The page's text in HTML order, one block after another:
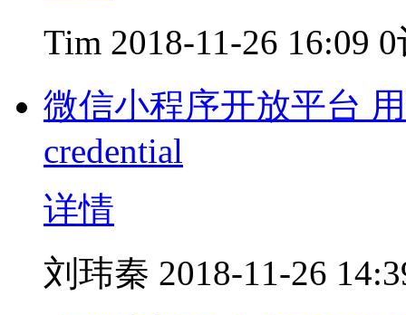
Tim 2018-11-26 16:09
微信小程序开放平台
credential
详情
刘玮秦 2018-11-26